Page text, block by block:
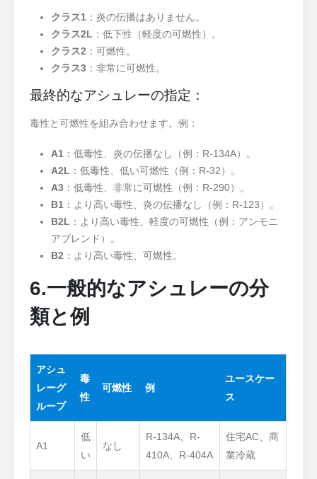
クラス1 ：炎の伝播はありません。
クラス2L ：低下性（軽度の可燃性）。
クラス2 ：可燃性。
クラス3：非常に可燃性。
最終的なアシュレーの指定：
毒性と可燃性を組み合わせます。例：
A1 ：低毒性、炎の伝播なし（例：R-134A）。
A2L ：低毒性、低い可燃性（例：R-32）。
A3：低毒性、非常に可燃性（例：R-290）。
B1 ：より高い毒性、炎の伝播なし（例：R-123）。
B2L ：より高い毒性、軽度の可燃性（例：アンモニ
アブレンド）。
B2 ：より高い毒性、可燃性。
6.一般的なアシュレーの分
類と例
アシュ
レーグ
ループ
毒
性
可燃性 例
ユースケー
ス
A1
低
い
なし
R-134A、R-
410A、R-404A
住宅AC、商
業冷蔵